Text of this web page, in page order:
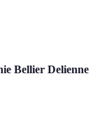
Bellier Delienne